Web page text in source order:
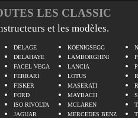
LES CLASSIC
et les modèles.
DELAGE
DELAHAYE
FACEL VEGA
FERRARI
FISKER
FORD
ISO RIVOLTA
JAGUAR
KOENIGSEGG
LAMBORGHINI
LANCIA
LOTUS
MASERATI
MAYBACH
MCLAREN
MERCEDES BENZ